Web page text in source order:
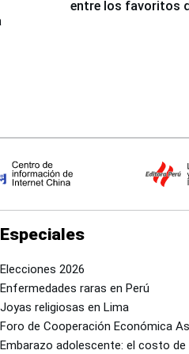
entre los favoritos
Especiales
Elecciones 2026
Enfermedades raras en Perú
Joyas religiosas en Lima
Foro de Cooperación Económica
Embarazo adolescente: el costo de